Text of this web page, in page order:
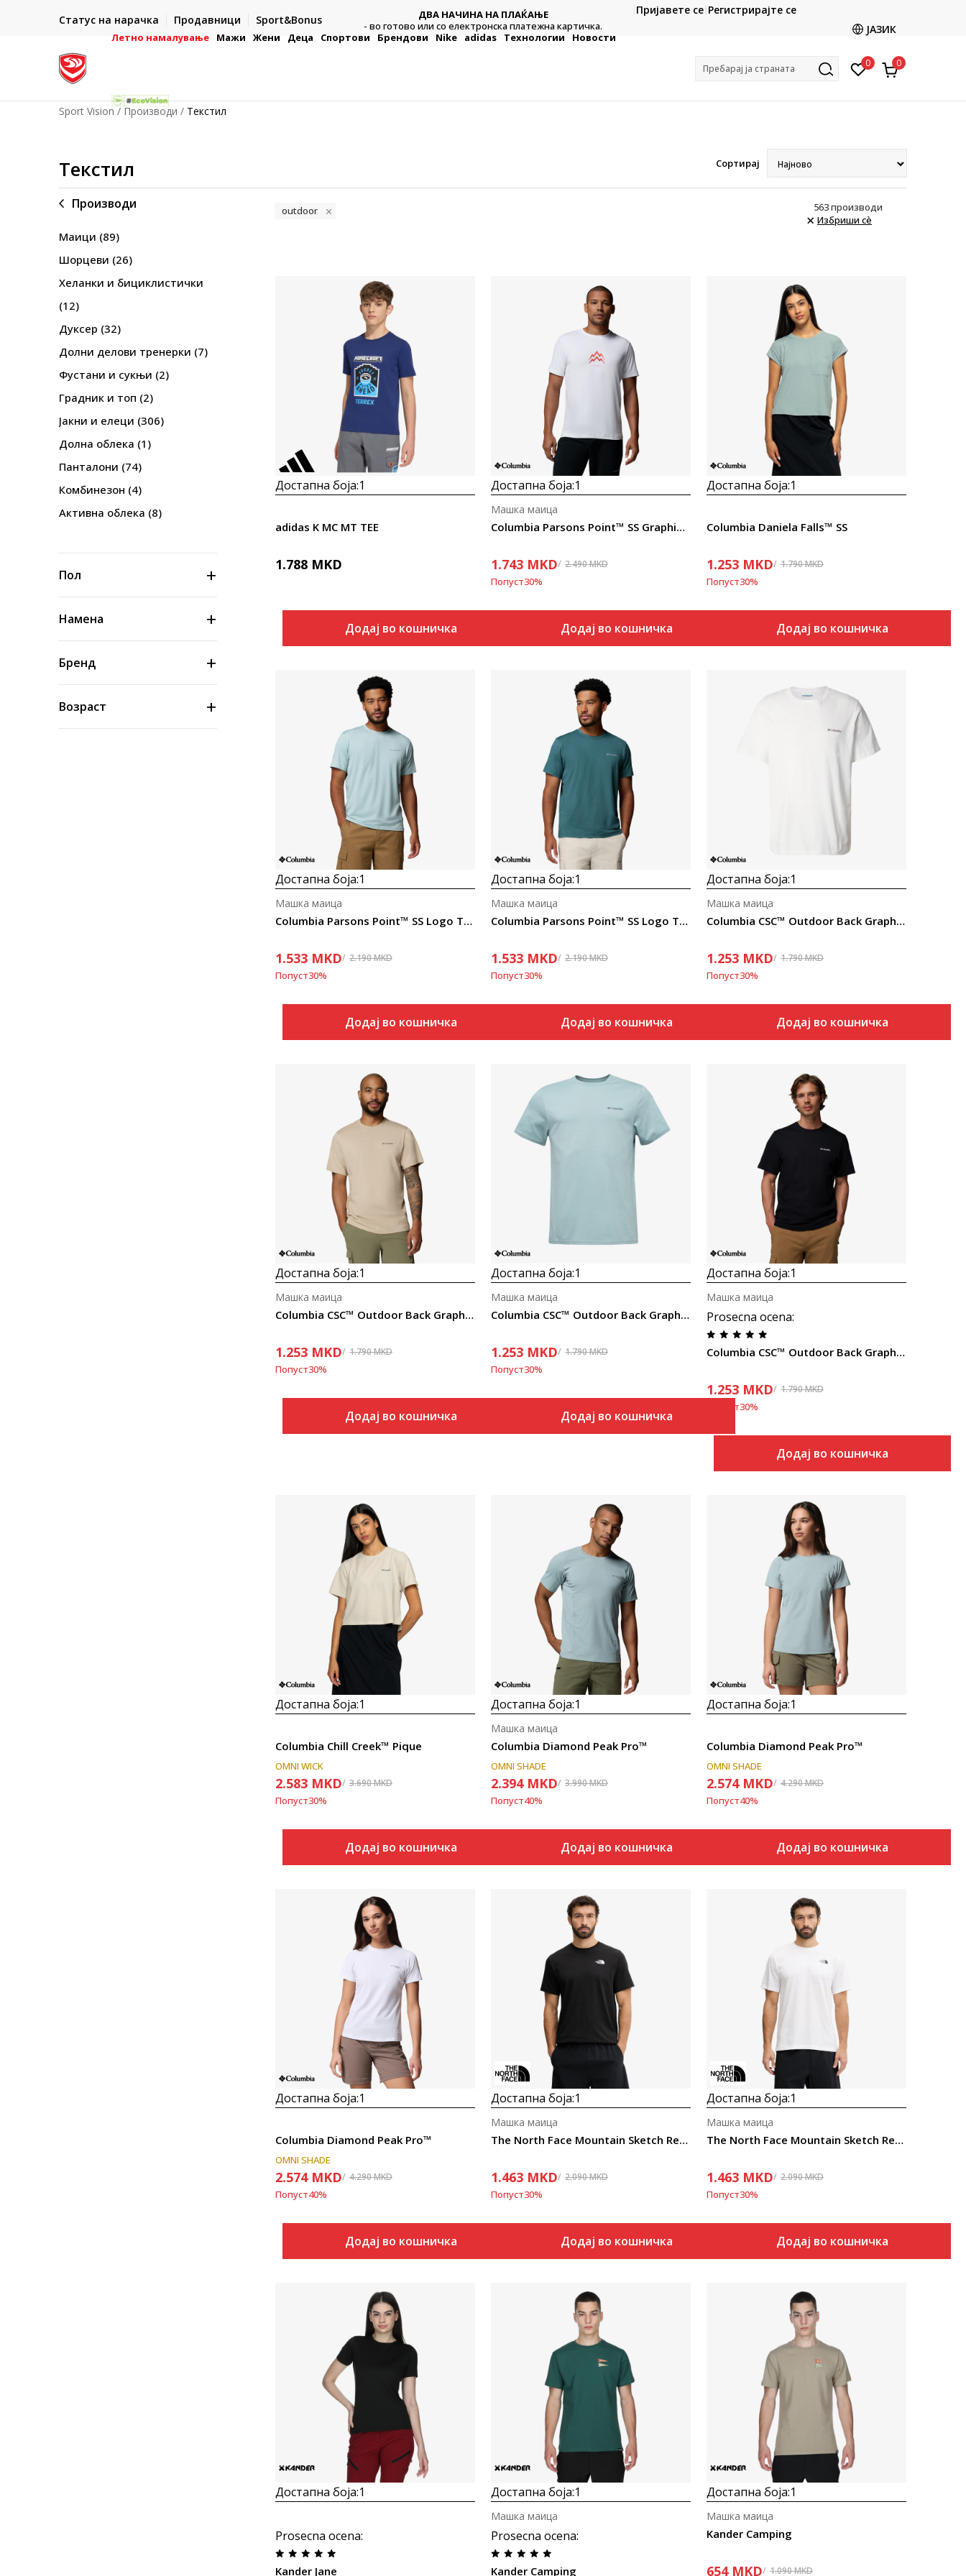
Статус на нарачка Продавници Sport&Bonus
- на сите нарачки во готово или со електронска платежна
ДВА НАЧИНА НА ПЛАЌАЊЕ
- во готово или со електронска платежна картичка.
CLICK & COLLECT
Платете со картичка online и подигнете во продавницата
Пријавете се Регистрирајте се
ЈАЗИК
Летно намалување Мажи Жени Деца Спортови Брендови Nike adidas Технологии Новости
Пребарај ја страната 0 0
Sport Vision Производи Текстил
Текстил Сортирај
Производи
Маици (89)
Шорцеви (26)
Хеланки и бициклистички
(12)
Дуксер (32)
Долни делови тренерки (7)
Фустани и сукњи (2)
Градник и топ (2)
Јакни и елеци (306)
Долна облека (1)
Панталони (74)
Комбинезон (4)
Активна облека (8)
Пол
Намена
Бренд
Возраст
outdoor 563производи
Избриши сè
Uporedi
Достапна боја:1
adidas K MC MT TEE
1.788 MKD
Додај во кошничка
Достапна боја:1
Columbia Parsons Point™ SS Graphic Tee
Машка маица
1.743 MKD 2.490MKD
Попуст30%
Додај во кошничка
Uporedi
Достапна боја:1
Columbia Daniela Falls™ SS
1.253 MKD 1.790MKD
Попуст30%
Додај во кошничка
Uporedi
Достапна боја:1
Columbia Parsons Point™ SS Logo Tee
Машка маица
1.533 MKD 2.190MKD
Попуст30%
Додај во кошничка
Достапна боја:1
Columbia Parsons Point™ SS Logo Tee
Машка маица
1.533 MKD 2.190MKD
Попуст30%
Додај во кошничка
Достапна боја:1
Columbia CSC™ Outdoor Back Graphic Tee
Машка маица
1.253 MKD 1.790MKD
Попуст30%
Додај во кошничка
Uporedi
Достапна боја:1
Columbia CSC™ Outdoor Back Graphic Tee
Машка маица
1.253 MKD 1.790MKD
Попуст30%
Додај во кошничка
Достапна боја:1
Columbia CSC™ Outdoor Back Graphic Tee
Машка маица
1.253 MKD 1.790MKD
Попуст30%
Додај во кошничка
Достапна боја:1
Prosecna ocena:
Columbia CSC™ Outdoor Back Graphic Tee
Машка маица
1.253 MKD 1.790MKD
Попуст30%
Додај во кошничка
Uporedi
Достапна боја:1
Columbia Chill Creek™ Pique
OMNI WICK
2.583 MKD 3.690MKD
Попуст30%
Додај во кошничка
Достапна боја:1
Columbia Diamond Peak Pro™
Машка маица
OMNI SHADE
2.394 MKD 3.990MKD
Попуст40%
Додај во кошничка
Uporedi
Достапна боја:1
Columbia Diamond Peak Pro™
OMNI SHADE
2.574 MKD 4.290MKD
Попуст40%
Додај во кошничка
Uporedi
Достапна боја:1
Columbia Diamond Peak Pro™
OMNI SHADE
2.574 MKD 4.290MKD
Попуст40%
Додај во кошничка
Достапна боја:1
The North Face Mountain Sketch Regular
Машка маица
1.463 MKD 2.090MKD
Попуст30%
Додај во кошничка
Достапна боја:1
The North Face Mountain Sketch Regular
Машка маица
1.463 MKD 2.090MKD
Попуст30%
Додај во кошничка
Uporedi
Достапна боја:1
Prosecna ocena:
Kander Jane
Достапна боја:1
Prosecna ocena:
Kander Camping
Машка маица
Uporedi
Достапна боја:1
Kander Camping
Машка маица
654 MKD 1.090MKD